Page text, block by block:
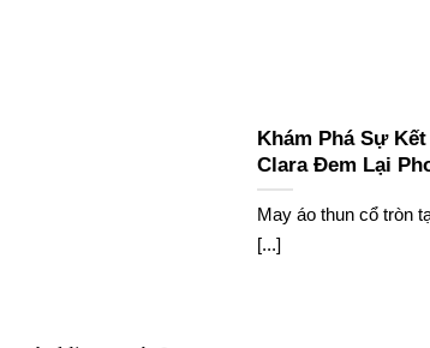
Khám Phá Sự
Clara Đem Lại
May áo thun cổ tròn
[...]